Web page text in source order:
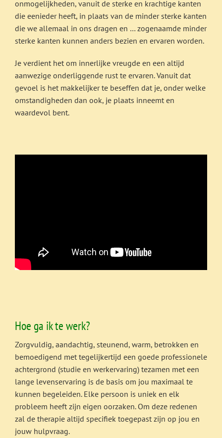
onmogelijkheden, vanuit de sterke en krachtige kanten
die eenieder heeft, in plaats van de minder sterke kanten
die we allemaal in ons dragen en … zogenaamde minder
sterke kanten kunnen anders bezien en ervaren worden.
Je verdient het om innerlijke vreugde en een altijd
aanwezige onderliggende rust te ervaren. Vanuit dat
gevoel is het makkelijker te beseffen dat je, onder welke
omstandigheden dan ook, je plaats inneemt en
waardevol bent.
Hoe ga ik te werk?
Zorgvuldig, aandachtig, steunend, warm, betrokken en
bemoedigend met tegelijkertijd een goede professionele
achtergrond (studie en werkervaring) tezamen met een
lange levenservaring is de basis om jou maximaal te
kunnen begeleiden. Elke persoon is uniek en elk
probleem heeft zijn eigen oorzaken. Om deze redenen
zal de therapie altijd specifiek toegepast zijn op jou en
jouw hulpvraag.